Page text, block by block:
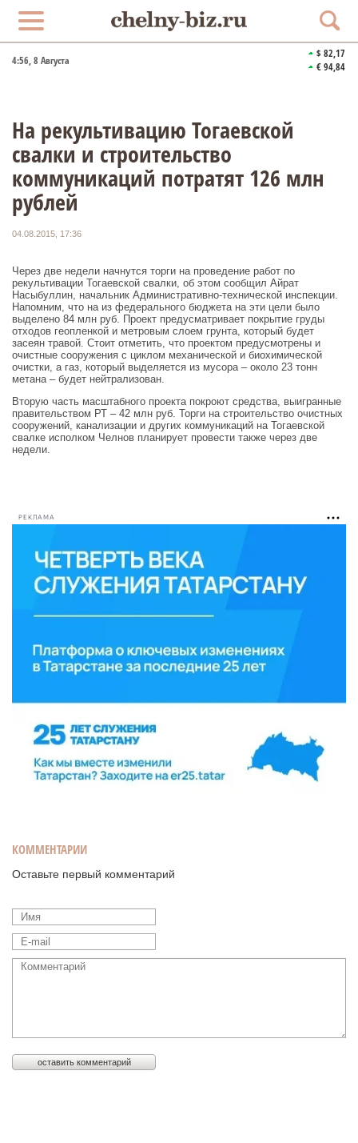
4:56, 8 Августа
$ 82,17
€ 94,84
На рекультивацию Тогаевской
свалки и строительство
коммуникаций потратят 126 млн
рублей
04.08.2015, 17:36
Через две недели начнутся торги на проведение работ по
рекультивации Тогаевской свалки, об этом сообщил Айрат
Насыбуллин, начальник Административно-технической инспекции.
Напомним, что на из федерального бюджета на эти цели было
выделено 84 млн руб. Проект предусматривает покрытие груды
отходов геопленкой и метровым слоем грунта, который будет
засеян травой. Стоит отметить, что проектом предусмотрены и
очистные сооружения с циклом механической и биохимической
очистки, а газ, который выделяется из мусора – около 23 тонн
метана – будет нейтрализован.
Вторую часть масштабного проекта покроют средства, выигранные
правительством РТ – 42 млн руб. Торги на строительство очистных
сооружений, канализации и других коммуникаций на Тогаевской
свалке исполком Челнов планирует провести также через две
недели.
РЕКЛАМА
КОММЕНТАРИИ
Оставьте первый комментарий